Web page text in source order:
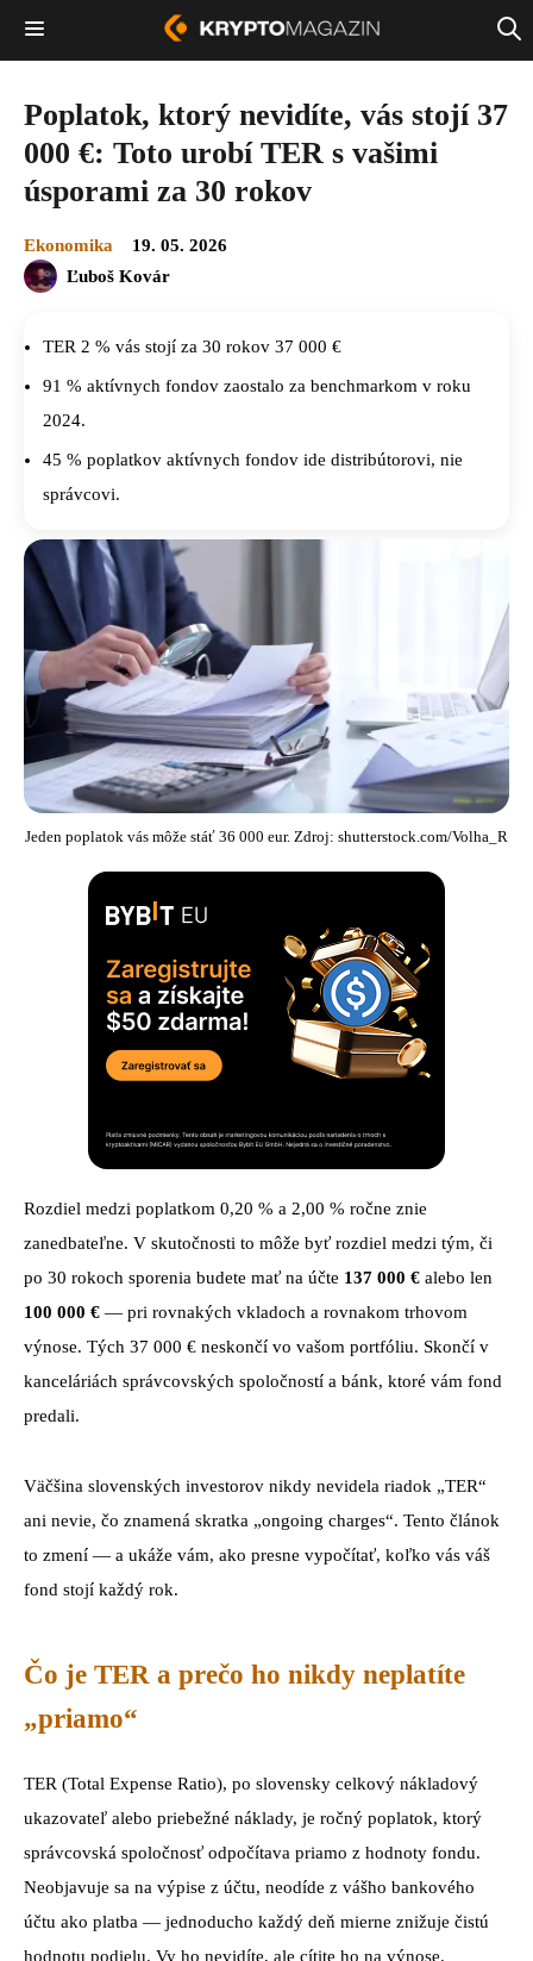
Poplatok, ktorý nevidíte, vás stojí 37
000 €: Toto urobí TER s vašimi
úsporami za 30 rokov
Ekonomika
19. 05. 2026
Ľuboš Kovár
TER 2 % vás stojí za 30 rokov 37 000 €
91 % aktívnych fondov zaostalo za benchmarkom v roku
2024.
45 % poplatkov aktívnych fondov ide distribútorovi, nie
správcovi.
Jeden poplatok vás môže stáť 36 000 eur. Zdroj: shutterstock.com/Volha_R
Rozdiel medzi poplatkom 0,20 % a 2,00 % ročne znie
zanedbateľne. V skutočnosti to môže byť rozdiel medzi tým, či
po 30 rokoch sporenia budete mať na účte 137 000 € alebo len
100 000 € — pri rovnakých vkladoch a rovnakom trhovom
výnose. Tých 37 000 € neskončí vo vašom portfóliu. Skončí v
kanceláriách správcovských spoločností a bánk, ktoré vám fond
predali.
Väčšina slovenských investorov nikdy nevidela riadok „TER“
ani nevie, čo znamená skratka „ongoing charges“. Tento článok
to zmení — a ukáže vám, ako presne vypočítať, koľko vás váš
fond stojí každý rok.
Čo je TER a prečo ho nikdy neplatíte
„priamo“
TER (Total Expense Ratio), po slovensky celkový nákladový
ukazovateľ alebo priebežné náklady, je ročný poplatok, ktorý
správcovská spoločnosť odpočítava priamo z hodnoty fondu.
Neobjavuje sa na výpise z účtu, neodíde z vášho bankového
účtu ako platba — jednoducho každý deň mierne znižuje čistú
hodnotu podielu. Vy ho nevidíte, ale cítite ho na výnose.